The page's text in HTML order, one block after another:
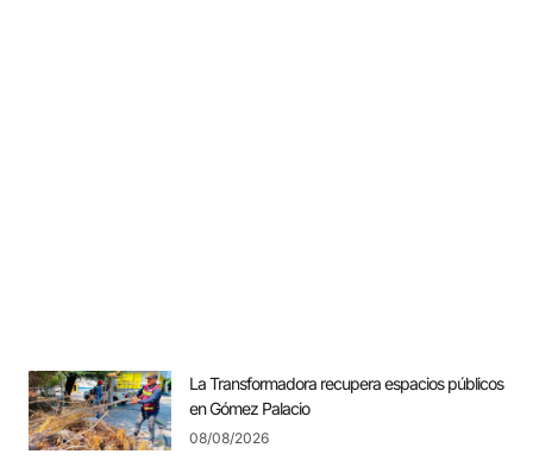
La Transformadora recupera espacios públicos
en Gómez Palacio
08/08/2026